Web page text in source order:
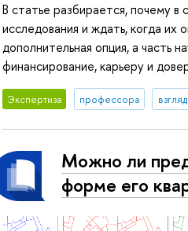
В статье разбирается, почему
исследования и ждать, когда их
дополнительная опция, а часть
финансирование, карьеру и
Экспертиза профессора
Можно ли
форме его